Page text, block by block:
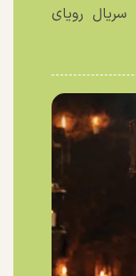
رویای